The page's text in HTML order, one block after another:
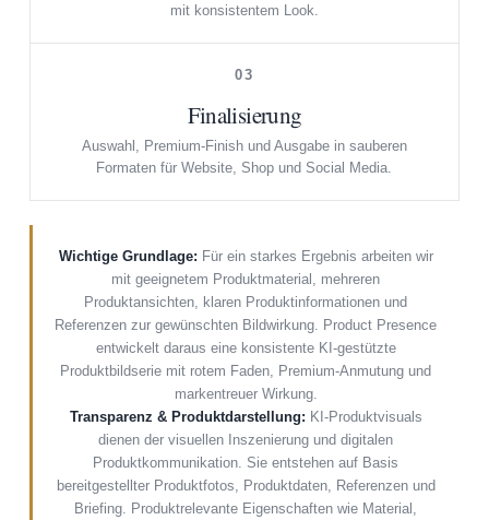
mit konsistentem Look.
03
Finalisierung
Auswahl, Premium-Finish und Ausgabe in sauberen
Formaten für Website, Shop und Social Media.
Wichtige Grundlage: Für ein starkes Ergebnis arbeiten wir
mit geeignetem Produktmaterial, mehreren
Produktansichten, klaren Produktinformationen und
Referenzen zur gewünschten Bildwirkung. Product Presence
entwickelt daraus eine konsistente KI-gestützte
Produktbildserie mit rotem Faden, Premium-Anmutung und
markentreuer Wirkung.
Transparenz & Produktdarstellung: KI-Produktvisuals
dienen der visuellen Inszenierung und digitalen
Produktkommunikation. Sie entstehen auf Basis
bereitgestellter Produktfotos, Produktdaten, Referenzen und
Briefing. Produktrelevante Eigenschaften wie Material,